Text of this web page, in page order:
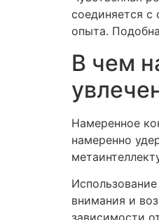
соединяется с
опыта.
В чем
Намеренное
намеренно
внимания и